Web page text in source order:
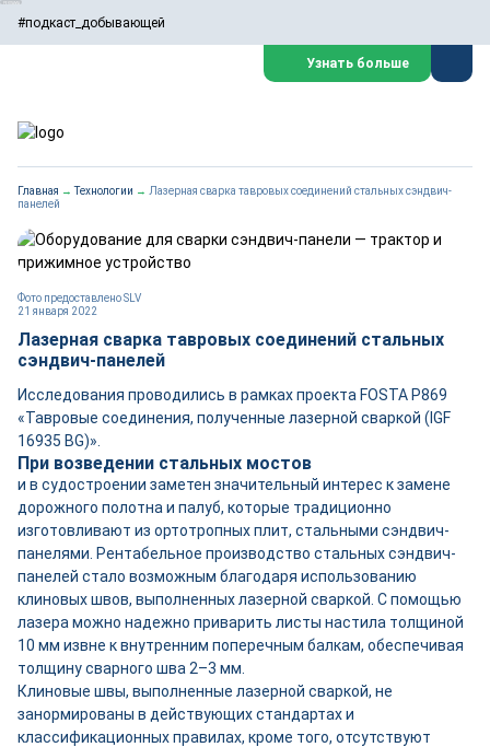
#подкаст_добывающей
Узнать больше
Главная →Технологии → Лазерная сварка тавровых соединений стальных сэндвич-
панелей
21 января 2022
Фото предоставлено SLV
Лазерная сварка тавровых соединений стальных
сэндвич-панелей
Исследования проводились в рамках проекта FOSTA P869
«Тавровые соединения, полученные лазерной сваркой (IGF
16935 BG)».
При возведении стальных мостов
и в судостроении заметен значительный интерес к замене
дорожного полотна и палуб, которые традиционно
изготовливают из ортотропных плит, стальными сэндвич-
панелями. Рентабельное производство стальных сэндвич-
панелей стало возможным благодаря использованию
клиновых швов, выполненных лазерной сваркой. С помощью
лазера можно надежно приварить листы настила толщиной
10 мм извне к внутренним поперечным балкам, обеспечивая
толщину сварного шва 2–3 мм.
Клиновые швы, выполненные лазерной сваркой, не
занормированы в действующих стандартах и
классификационных правилах, кроме того, отсутствуют